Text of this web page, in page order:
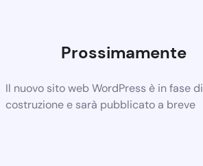
Prossimamente
Il nuovo sito web WordPress è in fase di
costruzione e sarà pubblicato a breve